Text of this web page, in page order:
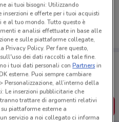
sempre con te!
offerte dei negozi vicino a te,
lista del risparmio, comodamente
L’APP
ai tuoi bisogni: Utilizzando
e offerte per i tuoi acquisti
al tuo mondo. Tutto questo è
e analisi effettuate in base alle
e sulle piattaforme collegate,
Policy. Per fare questo,
dei dati raccolti a tale fine.
i tuoi dati personali conPartnersin
esterne. Puoi sempre cambiare
Personalizzazione, all’interno della
Le inserzioni pubblicitarie che
trattare di argomenti relativi
piattaforme esterne a
servizio a noi collegato ci informa